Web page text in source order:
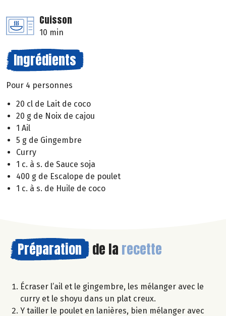
Cuisson
10 min
Ingrédients
Pour 4 personnes
20 cl de Lait de coco
20 g de Noix de cajou
1 Ail
5 g de Gingembre
Curry
1 c. à s. de Sauce soja
400 g de Escalope de poulet
1 c. à s. de Huile de coco
Préparation de la recette
Écraser l’ail et le gingembre, les mélanger avec le
curry et le shoyu dans un plat creux.
Y tailler le poulet en lanières, bien mélanger avec